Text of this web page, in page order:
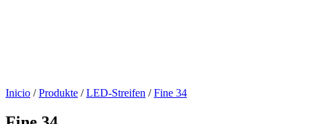
Inicio / Produkte / LED-Streifen / Fine 34